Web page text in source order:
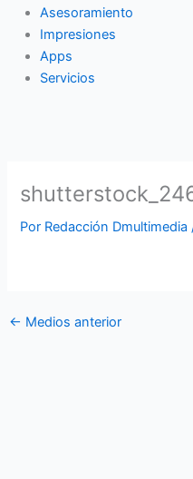
Asesoramiento
Impresiones
Apps
Servicios
Por Redacción Dmultimedia
← Medios anterior